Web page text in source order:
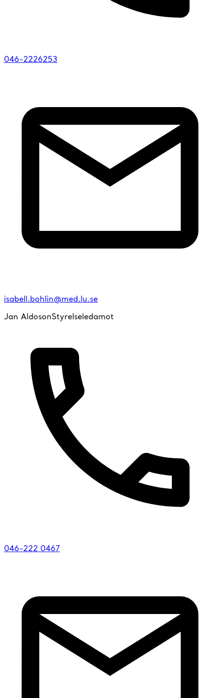
046-2226253
isabell.bohlin@med.lu.se
Jan AldosonStyrelseledamot
046-222 0467